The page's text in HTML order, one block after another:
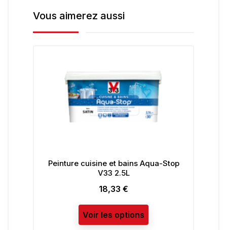
Vous aimerez aussi
Peinture cuisine et bains Aqua-Stop
V33 2.5L
Prix
18,33 €
Voir les options